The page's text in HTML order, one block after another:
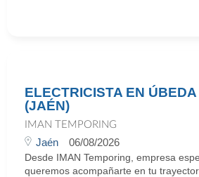
ELECTRICISTA EN ÚBEDA
(JAÉN)
IMAN TEMPORING
Jaén 06/08/2026
Desde IMAN Temporing, empresa
queremos acompañarte en tu